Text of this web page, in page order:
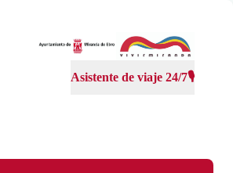
🎙️
Asistente de viaje 24/7